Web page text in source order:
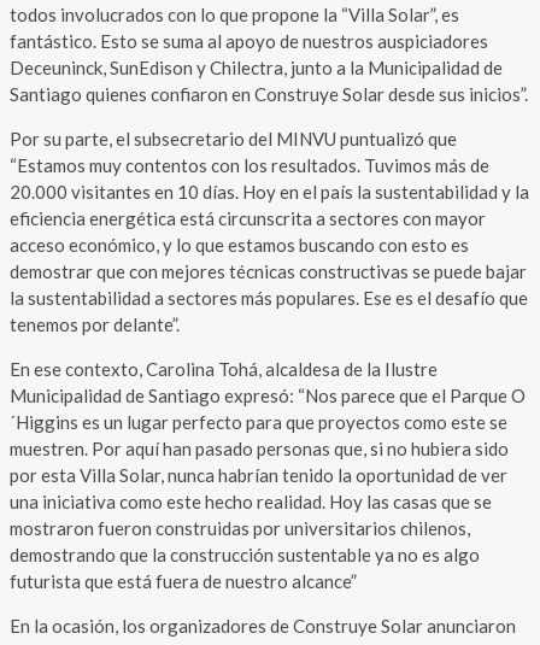
todos involucrados con lo que propone la “Villa Solar”, es
fantástico. Esto se suma al apoyo de nuestros auspiciadores
Deceuninck, SunEdison y Chilectra, junto a la Municipalidad de
Santiago quienes confiaron en Construye Solar desde sus inicios”.
Por su parte, el subsecretario del MINVU puntualizó que
“Estamos muy contentos con los resultados. Tuvimos más de
20.000 visitantes en 10 días. Hoy en el país la sustentabilidad y la
eficiencia energética está circunscrita a sectores con mayor
acceso económico, y lo que estamos buscando con esto es
demostrar que con mejores técnicas constructivas se puede bajar
la sustentabilidad a sectores más populares. Ese es el desafío que
tenemos por delante”.
En ese contexto, Carolina Tohá, alcaldesa de la Ilustre
Municipalidad de Santiago expresó: “Nos parece que el Parque O
´Higgins es un lugar perfecto para que proyectos como este se
muestren. Por aquí han pasado personas que, si no hubiera sido
por esta Villa Solar, nunca habrían tenido la oportunidad de ver
una iniciativa como este hecho realidad. Hoy las casas que se
mostraron fueron construidas por universitarios chilenos,
demostrando que la construcción sustentable ya no es algo
futurista que está fuera de nuestro alcance”
En la ocasión, los organizadores de Construye Solar anunciaron